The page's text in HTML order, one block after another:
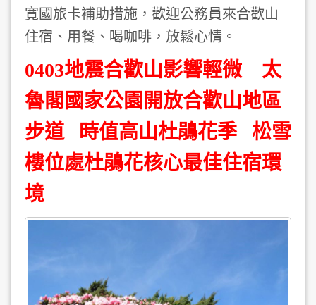
寛國旅卡補助措施，歡迎公務員來合歡山
住宿、用餐、喝咖啡，放鬆心情。
0403地震合歡山影響輕微 太
魯閣國家公園開放合歡山地區
步道 時值高山杜鵑花季 松雪
樓位處杜鵑花核心最佳住宿環
境